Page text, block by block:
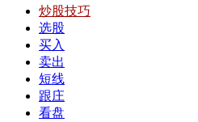
炒股技巧
选股
买入
卖出
短线
跟庄
看盘